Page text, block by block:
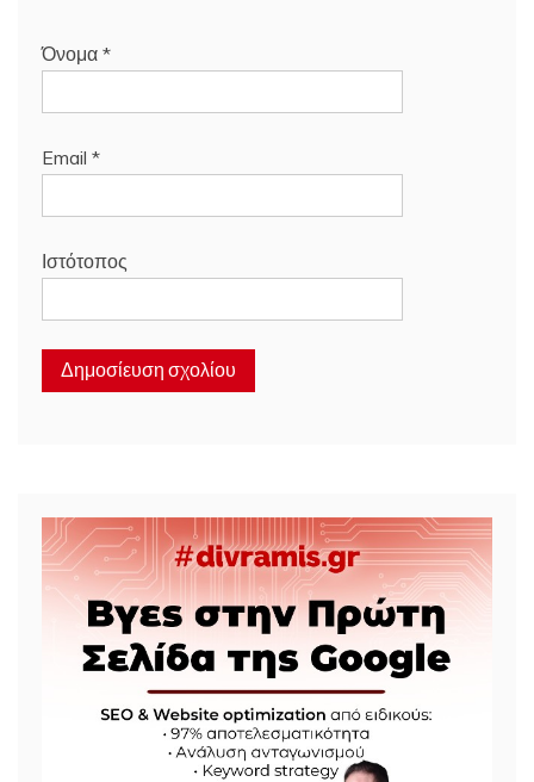
Όνομα *
Email *
Ιστότοπος